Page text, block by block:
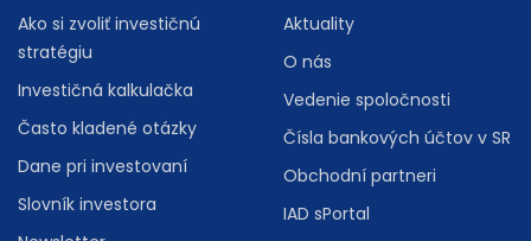
Ako si zvoliť investičnú
stratégiu
Investičná kalkulačka
Často kladené otázky
Dane pri investovaní
Slovník investora
Aktuality
O nás
Vedenie spoločnosti
Čísla bankových účtov v SR
Obchodní partneri
IAD sPortal